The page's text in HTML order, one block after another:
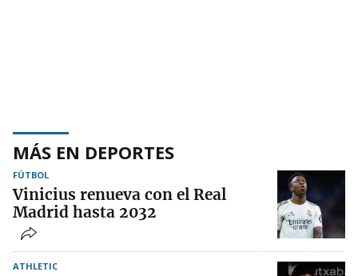
MÁS EN DEPORTES
FÚTBOL
Vinicius renueva con el Real
Madrid hasta 2032
ATHLETIC